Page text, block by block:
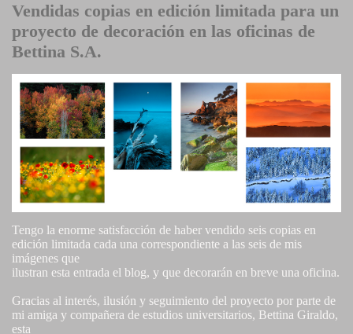
Vendidas copias en edición limitada para un
proyecto de decoración en las oficinas de
Bettina S.A.
Tengo la enorme satisfacción de haber vendido seis copias en
edición limitada cada una correspondiente a las seis de mis
imágenes que
ilustran esta entrada el blog, y que decorarán en breve una oficina.
Gracias al interés, ilusión y seguimiento del proyecto por parte de
mi amiga y compañera de estudios universitarios, Bettina Giraldo,
esta